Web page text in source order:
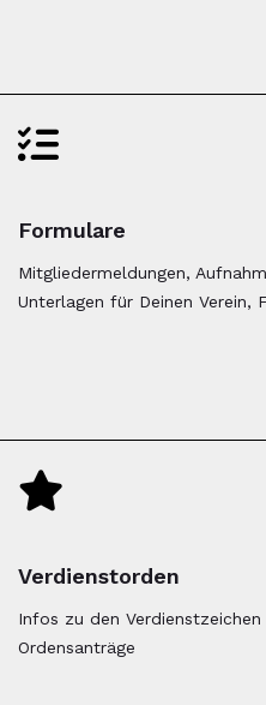
Formulare
Mitgliedermeldungen,
Unterlagen für Deinen Verein,
Verdienstorden
Infos zu den
Ordensanträge